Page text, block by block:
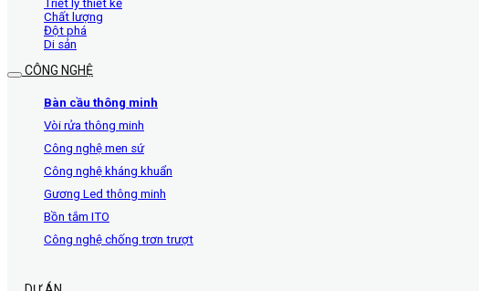
Triết lý thiết kế
Chất lượng
Đột phá
Di sản
CÔNG NGHỆ
Bàn cầu thông minh
Vòi rửa thông minh
Công nghệ men sứ
Công nghệ kháng khuẩn
Gương Led thông minh
Bồn tắm ITO
Công nghệ chống trơn trượt